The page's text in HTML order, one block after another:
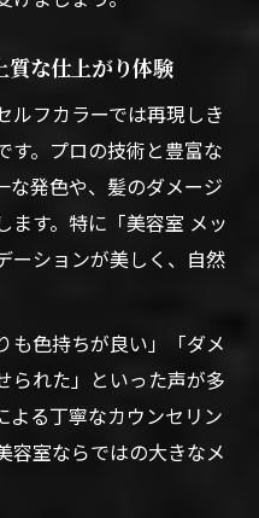
質な仕上がり体験
ルフカラーでは再現しき
す。プロの技術と豊富な
な発色や、髪のダメージ
ます。特に「美容室 メッ
ーションが美しく、自然
も色持ちが良い」「ダメ
られた」といった声が多
よる丁寧なカウンセリン
容室ならではの大きなメ